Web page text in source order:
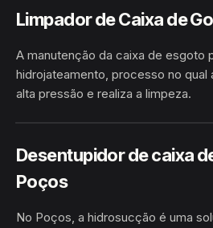
Limpador de Caixa de
A manutenção da caixa de esgoto
hidrojateamento, processo no qual
alta pressão e realiza a limpeza.
HIDROJATEAMENTO
Desentupidor de caixa
Poços
No Poços, a hidrosucção é uma